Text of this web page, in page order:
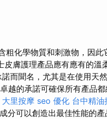
化學物質和刺激物，因此
皮膚護理產品應有應有的溫
而聞名，尤其是在使用天
越的承諾可確保所有產品
大里按摩 seo 優化 台中精油
分可以創造出最佳性能的產